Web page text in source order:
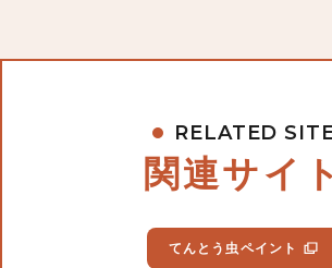
RELATED
関連サイト
てんとう虫ペイント